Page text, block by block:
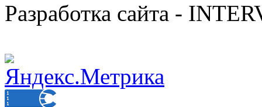
Разработка сайта -